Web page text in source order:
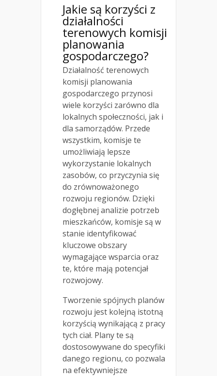
Jakie są korzyści z
działalności
terenowych komisji
planowania
gospodarczego?
Działalność terenowych
komisji planowania
gospodarczego przynosi
wiele korzyści zarówno dla
lokalnych społeczności, jak i
dla samorządów. Przede
wszystkim, komisje te
umożliwiają lepsze
wykorzystanie lokalnych
zasobów, co przyczynia się
do zrównoważonego
rozwoju regionów. Dzięki
dogłębnej analizie potrzeb
mieszkańców, komisje są w
stanie identyfikować
kluczowe obszary
wymagające wsparcia oraz
te, które mają potencjał
rozwojowy.
Tworzenie spójnych planów
rozwoju jest kolejną istotną
korzyścią wynikającą z pracy
tych ciał. Plany te są
dostosowywane do specyfiki
danego regionu, co pozwala
na efektywniejsze